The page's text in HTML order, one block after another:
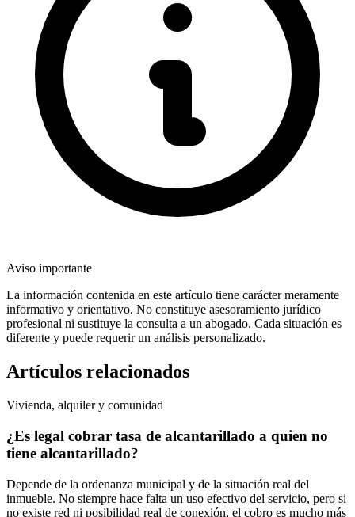
Aviso importante
La información contenida en este artículo tiene carácter meramente
informativo y orientativo. No constituye asesoramiento jurídico
profesional ni sustituye la consulta a un abogado. Cada situación es
diferente y puede requerir un análisis personalizado.
Artículos relacionados
Vivienda, alquiler y comunidad
¿Es legal cobrar tasa de alcantarillado a quien no
tiene alcantarillado?
Depende de la ordenanza municipal y de la situación real del
inmueble. No siempre hace falta un uso efectivo del servicio, pero si
no existe red ni posibilidad real de conexión, el cobro es mucho más